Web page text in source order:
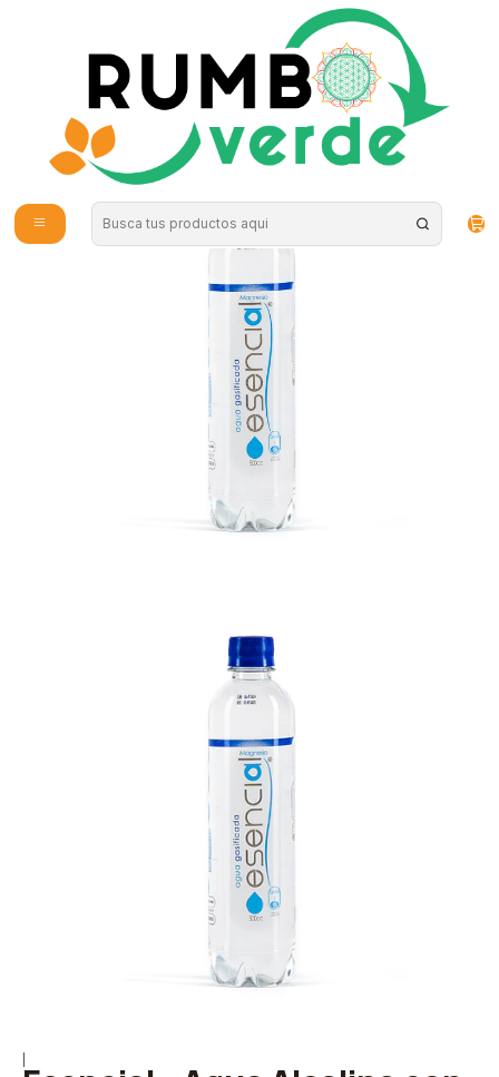
Envío gratis por compras sobre los 59.990 en la provincia de Santiago
Agua Alcalina y de Mar
Esencial - Agua Alcalina con Magnesio con gas 500cc